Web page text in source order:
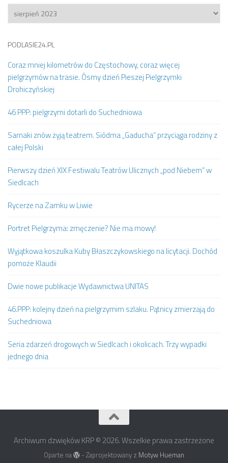
Archiwum
PODLASIE24.PL
Coraz mniej kilometrów do Częstochowy, coraz więcej
pielgrzymów na trasie. Ósmy dzień Pieszej Pielgrzymki
Drohiczyńskiej
46 PPP: pielgrzymi dotarli do Suchedniowa
Sarnaki znów żyją teatrem. Siódma „Gaducha” przyciąga rodziny z
całej Polski
Pierwszy dzień XIX Festiwalu Teatrów Ulicznych „pod Niebem” w
Siedlcach
Rycerze na Zamku w Liwie
Portret Pielgrzyma: zmęczenie? Nie ma mowy!
Wyjątkowa koszulka Kuby Błaszczykowskiego na licytacji. Dochód
pomoże Klaudii
Dwie nowe publikacje Wydawnictwa UNITAS
46.PPP: kolejny dzień na pielgrzymim szlaku. Pątnicy zmierzają do
Suchedniowa
Seria zdarzeń drogowych w Siedlcach i okolicach. Trzy wypadki
jednego dnia
Archiwum dzwięków KRP © 2026. Wszelkie prawa zastrzeżone
Oparte na - Zaprojektowany z Motyw Hueman